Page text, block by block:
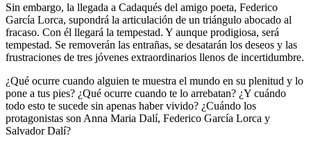
Sin embargo, la llegada a Cadaqués del amigo poeta, Federico
García Lorca, supondrá la articulación de un triángulo abocado al
fracaso. Con él llegará la tempestad. Y aunque prodigiosa, será
tempestad. Se removerán las entrañas, se desatarán los deseos y las
frustraciones de tres jóvenes extraordinarios llenos de incertidumbre.
¿Qué ocurre cuando alguien te muestra el mundo en su plenitud y lo
pone a tus pies? ¿Qué ocurre cuando te lo arrebatan? ¿Y cuándo
todo esto te sucede sin apenas haber vivido? ¿Cuándo los
protagonistas son Anna Maria Dalí, Federico García Lorca y
Salvador Dalí?